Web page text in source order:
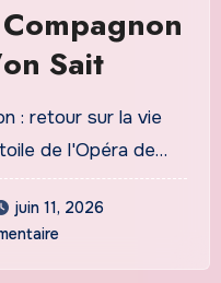
Sait
: retour sur la vie
de l'Opéra de…
juin 11, 2026